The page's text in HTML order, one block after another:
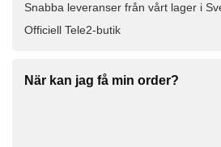
Snabba leveranser från vårt lager i
Officiell Tele2-butik
När kan jag få min order?